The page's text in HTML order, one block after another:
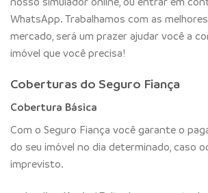
WhatsApp. Trabalhamos com as
mercado, será um prazer ajudar você a
imóvel que você precisa!
Coberturas do Seguro Fiança
Cobertura Básica
Com o Seguro Fiança você garante o
do seu imóvel no dia determinado, caso
imprevisto.